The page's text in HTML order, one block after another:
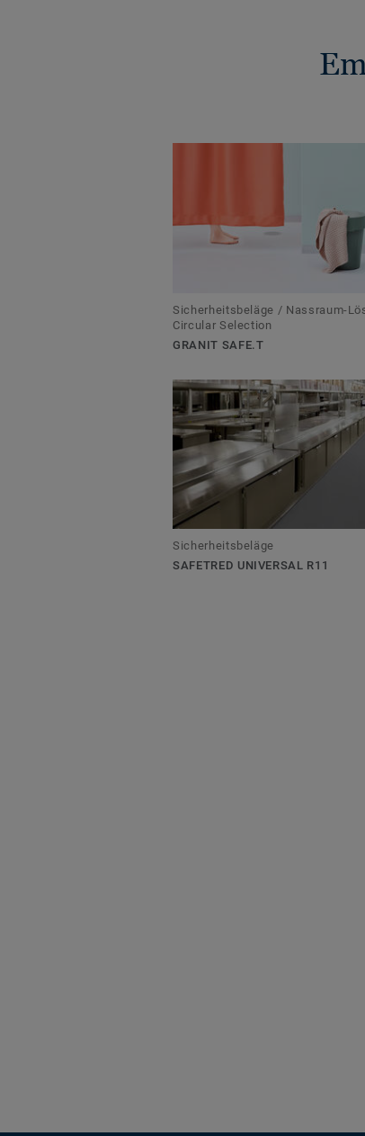
Sicherheitsbeläge / Nassraum-
Circular Selection
GRANIT SAFE.T
Sicherheitsbeläge
SAFETRED UNIVERSAL R11